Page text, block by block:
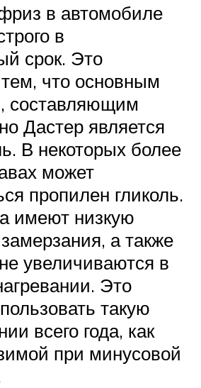
в автомобиле
в
срок. Это
что основным
составляющим
Дастер является
В некоторых более
может
пропилен гликоль.
имеют низкую
а также
увеличиваются в
Это
такую
всего года, как
при минусовой